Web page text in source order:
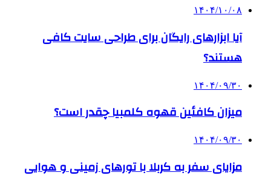
۱۴۰۴/۱۰/۰۸
آیا ابزارهای رایگان برای طراحی سایت کافی
هستند؟
۱۴۰۴/۰۹/۳۰
میزان کافئین قهوه کلمبیا چقدر است؟
۱۴۰۴/۰۹/۳۰
مزایای سفر به کربلا با تورهای زمینی و هوایی